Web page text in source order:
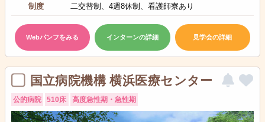
制度 二交替制、4週8休制、看護師寮あり
Webパンフをみる インターンの詳細 見学会の詳細
国立病院機構 横浜医療センター
公的病院 510床 高度急性期・急性期